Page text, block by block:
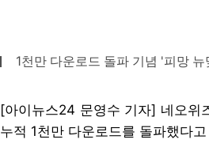
1천만 다운로드 돌파 기념 '피망
[아이뉴스24 문영수 기자] 네오위
누적 1천만 다운로드를 돌파했다